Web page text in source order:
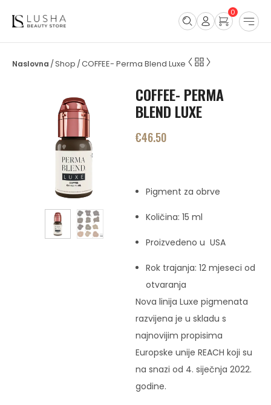
0
/Shop /COFFEE- Perma Blend Luxe
COFFEE- PERMA
BLEND LUXE
€46.50
Pigment za obrve
Količina: 15 ml
Proizvedeno u USA
Rok trajanja: 12 mjeseci od
otvaranja
Nova linija Luxe pigmenata
razvijena je u skladu s
najnovijim propisima
Europske unije REACH koji su
na snazi ​​od 4. siječnja 2022.
godine.